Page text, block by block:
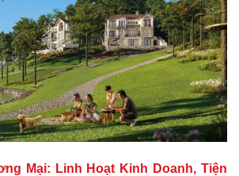
Mại: Linh Hoạt Kinh Doanh, Tiện